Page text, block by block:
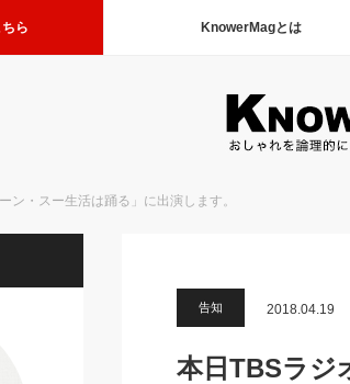
ら KnowerMagとは
ン・スー生活は踊る」に出演します。
告知 2018.04.19
本日TBSラジ